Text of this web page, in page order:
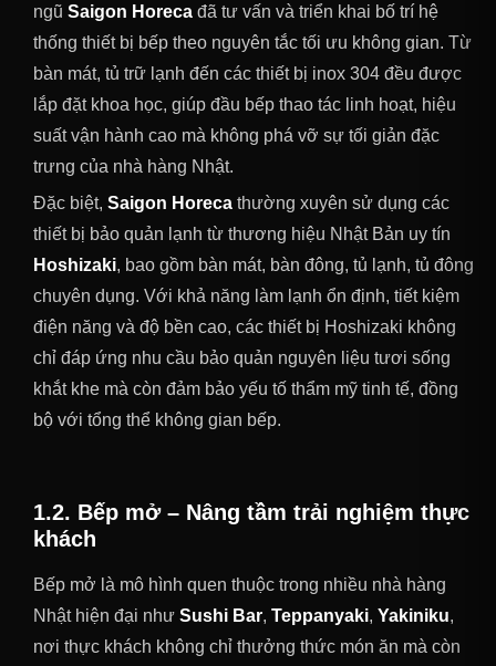
ngũ Saigon Horeca đã tư vấn và triển khai bố trí hệ
thống thiết bị bếp theo nguyên tắc tối ưu không gian. Từ
bàn mát, tủ trữ lạnh đến các thiết bị inox 304 đều được
lắp đặt khoa học, giúp đầu bếp thao tác linh hoạt, hiệu
suất vận hành cao mà không phá vỡ sự tối giản đặc
trưng của nhà hàng Nhật.
Đặc biệt, Saigon Horeca thường xuyên sử dụng các
thiết bị bảo quản lạnh từ thương hiệu Nhật Bản uy tín
Hoshizaki, bao gồm bàn mát, bàn đông, tủ lạnh, tủ đông
chuyên dụng. Với khả năng làm lạnh ổn định, tiết kiệm
điện năng và độ bền cao, các thiết bị Hoshizaki không
chỉ đáp ứng nhu cầu bảo quản nguyên liệu tươi sống
khắt khe mà còn đảm bảo yếu tố thẩm mỹ tinh tế, đồng
bộ với tổng thể không gian bếp.
1.2. Bếp mở – Nâng tầm trải nghiệm thực
khách
Bếp mở là mô hình quen thuộc trong nhiều nhà hàng
Nhật hiện đại như Sushi Bar, Teppanyaki, Yakiniku,
nơi thực khách không chỉ thưởng thức món ăn mà còn